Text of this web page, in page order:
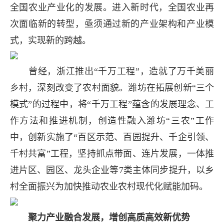
全国农业产业化的发展。进入新时代，全国农业再
次面临新的转型，亟须通过新的产业架构和产业模
式，实现新的跨越。
曾经，浙江推出“千万工程”，造就了万千美丽
乡村，深刻改变了农村面貌。潍坊在拓展创新“三个
模式”的过程中，将“千万工程”蕴含的发展理念、工
作方法和推进机制，创造性融入潍坊“三农”工作
中，创新实施了“百区示范、百园提升、千企引领、
千村共富”工程，坚持抓点带面、连片发展，一体推
进片区、园区、龙头企业等7类主体同步提升，以乡
村全面振兴为加快推动农业农村现代化赋能加码。
聚力产业融合发展，增创高质高效新优势